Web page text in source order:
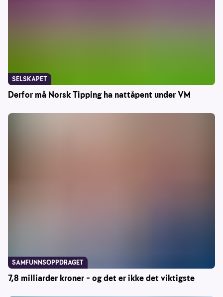
Derfor må Norsk Tipping ha nattåpent under VM
SELSKAPET
7,8 milliarder kroner – og det er ikke det viktigste
SAMFUNNSOPPDRAGET